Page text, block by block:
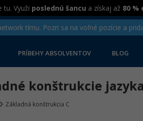
Využi poslednú šancu a získaj až 80 %
tímu. Pozri sa na voľné pozície a
PRÍBEHY ABSOLVENTOV BLOG
konštrukcie
Základná konštrukcia C